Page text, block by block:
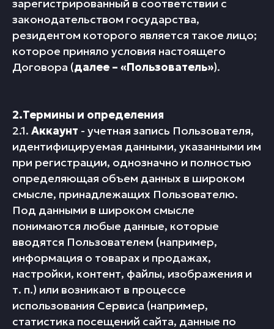
зарегистрированный в соответствии с
законодательством государства,
резидентом которого является такое лицо;
которое приняло условия настоящего
Договора (далее – «Пользователь»).
2.Термины и определения
2.1. Аккаунт - учетная запись Пользователя,
идентифицируемая данными, указанными им
при регистрации, однозначно и полностью
определяющая объем данных в широком
смысле, принадлежащих Пользователю.
Под данными в широком смысле
понимаются любые данные, которые
вводятся Пользователем (например,
информация о товарах и продажах,
настройки, контент, файлы, изображения и
т. п.) или возникают в процессе
использования Сервиса (например,
статистика посещений сайта, данные по